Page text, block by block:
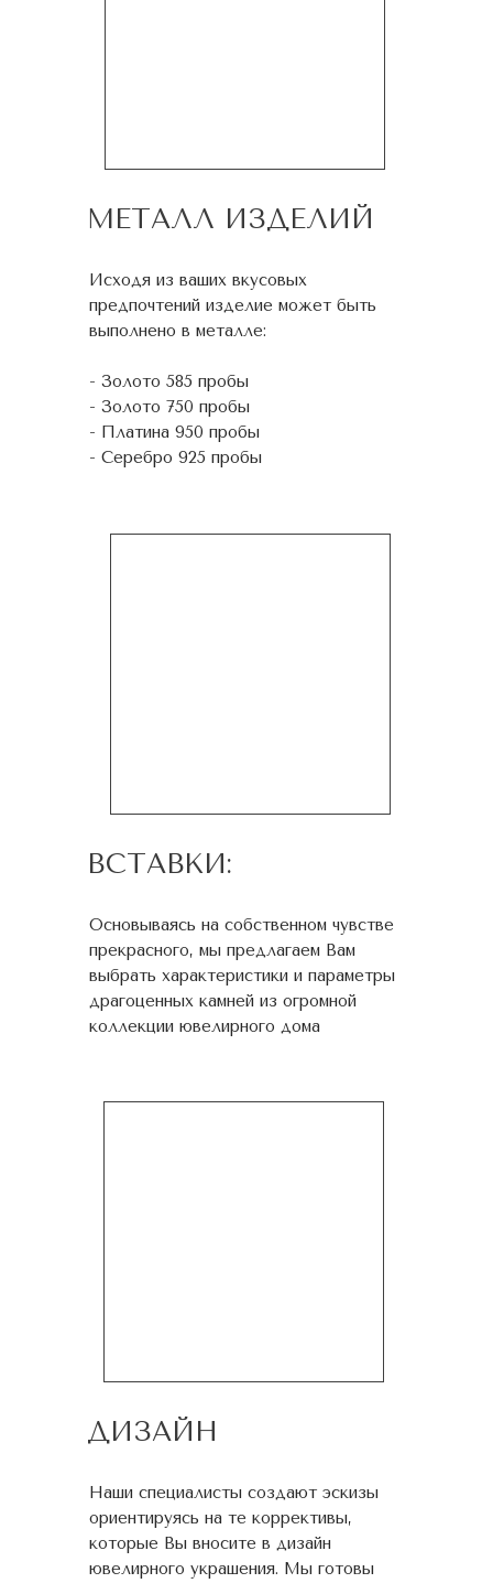
МЕТАЛЛ ИЗДЕЛИЙ
Исходя из ваших вкусовых
предпочтений изделие может быть
выполнено в металле:
- Золото 585 пробы
- Золото 750 пробы
- Платина 950 пробы
- Серебро 925 пробы
ВСТАВКИ:
Основываясь на собственном чувстве
прекрасного, мы предлагаем Вам
выбрать характеристики и параметры
драгоценных камней из огромной
коллекции ювелирного дома
ДИЗАЙН
Наши специалисты создают эскизы
ориентируясь на те коррективы,
которые Вы вносите в дизайн
ювелирного украшения. Мы готовы